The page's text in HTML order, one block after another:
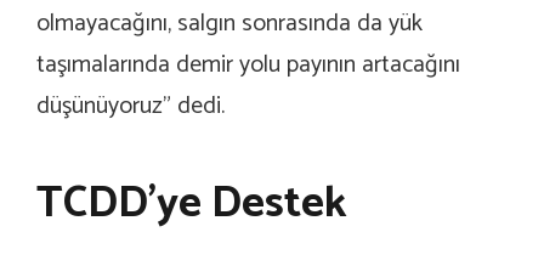
olmayacağını, salgın sonrasında da yük
taşımalarında demir yolu payının artacağını
düşünüyoruz” dedi.
TCDD’ye Destek